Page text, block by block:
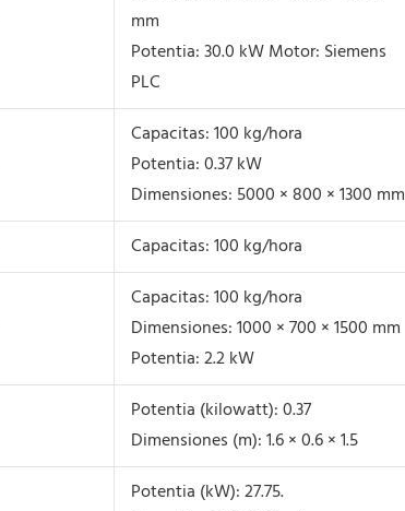
mm
Potentia: 30.0 kW Motor: Siemens
PLC
Capacitas: 100 kg/hora
Potentia: 0.37 kW
Dimensiones: 5000 × 800 × 1300 mm
Capacitas: 100 kg/hora
Capacitas: 100 kg/hora
Dimensiones: 1000 × 700 × 1500 mm
Potentia: 2.2 kW
Potentia (kilowatt): 0.37
Dimensiones (m): 1.6 × 0.6 × 1.5
Potentia (kW): 27.75.